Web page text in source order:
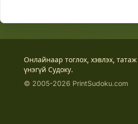
Онлайнаар тоглох, хэвлэх,
үнэгүй Судоку.
© 2005-2026 PrintSudoku.com